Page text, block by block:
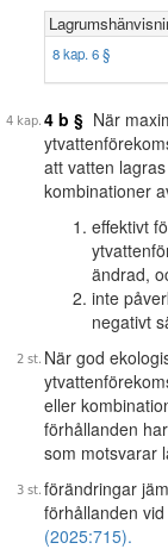
8 kap. 6 §
4 b § När
att vatten
kombinationer
effektivt
ändrad,
inte
negativt
När god
eller
förhållanden
som motsvarar
förändringar
förhållanden
(2025:715).